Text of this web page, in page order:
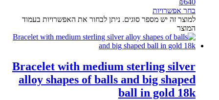
₪640
בחר אפשרויות
למוצר זה יש מספר סוגים. ניתן לבחור את האפשרויות בעמוד
המוצר
Bracelet with medium sterling silver
alloy shapes of balls and big shaped
ball in gold 18k